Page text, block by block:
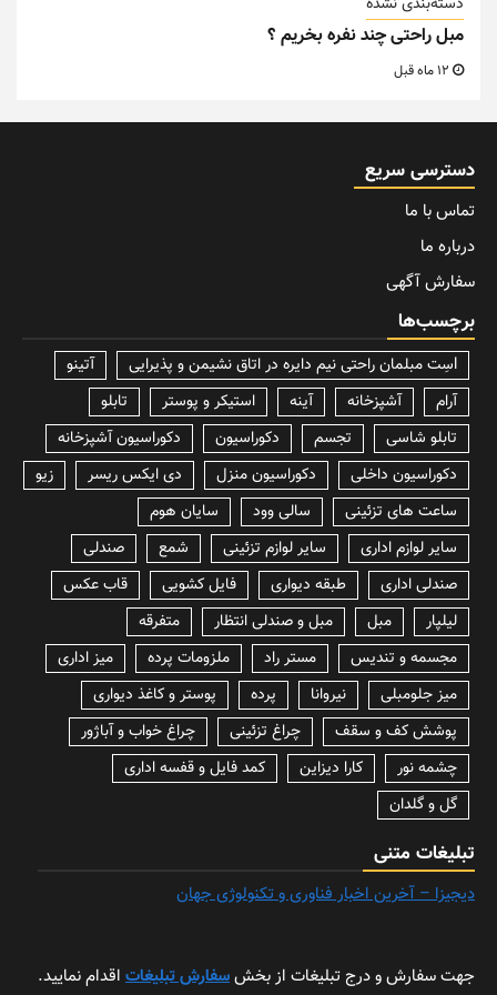
مبل راحتی چند نفره بخریم ؟
دسترسی سریع
تماس با ما
درباره ما
سفارش آگهی
برچسب‌ها
lسِت مبلمان راحتی نیم دایره در اتاق نشیمن و پذیرایی
آتینو
آرام
آشپزخانه آینه استیکر و پوستر
تابلو
تابلو شاسی
تجسم دکوراسیون
دکوراسیون آشپزخانه
دکوراسیون داخلی
دکوراسیون منزل دی ایکس ریسر
زیو
ساعت های تزئینی
سالی وود
سایان هوم
سایر لوازم اداری
سایر لوازم تزئینی شمع
صندلی
صندلی اداری
طبقه دیواری فایل کشویی
قاب عکس
لیلپار
مبل مبل و صندلی انتظار
متفرقه
مجسمه و تندیس
مستر راد ملزومات پرده
میز اداری
میز جلومبلی
نیروانا پرده
پوستر و کاغذ دیواری
پوشش کف و سقف
چراغ تزئینی
چراغ خواب و آباژور
چشمه نور
کارا دیزاین
کمد فایل و قفسه اداری
گل و گلدان
تبلیغات متنی
دیجیزا – آخرین اخبار فناوری و تکنولوژی جهان
جهت سفارش و درج تبلیغات از بخشسفارش تبلیغات اقدام نمایید.